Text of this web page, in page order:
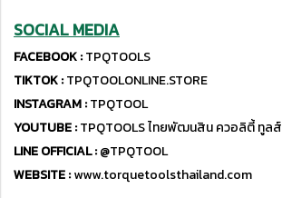
SOCIAL MEDIA
FACEBOOK :TPQTOOLS
TIKTOK :TPQTOOLONLINE.STORE
INSTAGRAM :TPQTOOL
YOUTUBE :TPQTOOLS ไทยพัฒนสิน ควอลิตี้ ทูลส์
LINE OFFICIAL :@TPQTOOL
WEBSITE :www.torquetoolsthailand.com